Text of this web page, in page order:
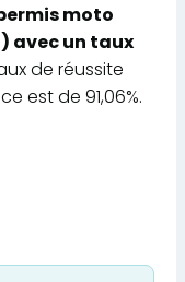
moto
avec un taux
de réussite
est de 91,06%.